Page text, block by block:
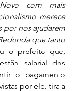
com mais
merece
por nos ajudarem
que tanto
o prefeito que,
salarial dos
o pagamento
por ele, tira a